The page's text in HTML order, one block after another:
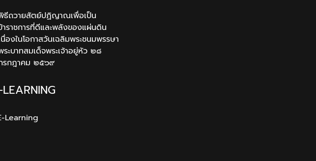
ธีถวายสัตย์ปฏิญาณเพื่อเป็น
าราชการที่ดีและพลังของแผ่นดิน
นื่องในโอกาสวันเฉลิมพระชนมพรรษา
ระบาทสมเด็จพระเจ้าอยู่หัว ๒๘
รกฎาคม ๒๕๖๙
Learning